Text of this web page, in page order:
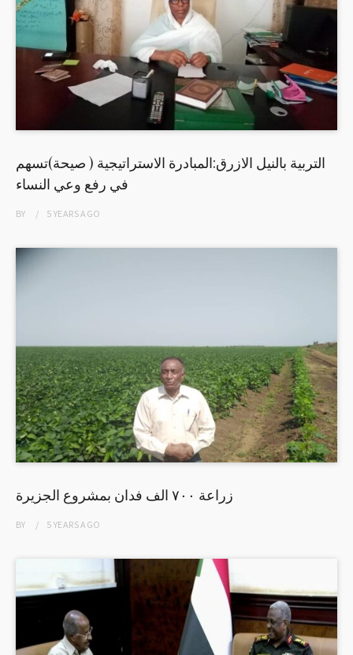
التربية بالنيل الازرق:المبادرة الاستراتيجية ( صيحة)تسهم
في رفع وعي النساء
BY 5 YEARSAGO
زراعة ٧٠٠ الف فدان بمشروع الجزيرة
BY 5 YEARSAGO